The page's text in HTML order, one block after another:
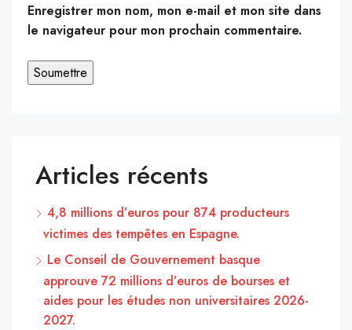
Enregistrer mon nom, mon e-mail et mon site dans
le navigateur pour mon prochain commentaire.
Articles récents
4,8 millions d’euros pour 874 producteurs
victimes des tempêtes en Espagne.
Le Conseil de Gouvernement basque
approuve 72 millions d’euros de bourses et
aides pour les études non universitaires 2026-
2027.